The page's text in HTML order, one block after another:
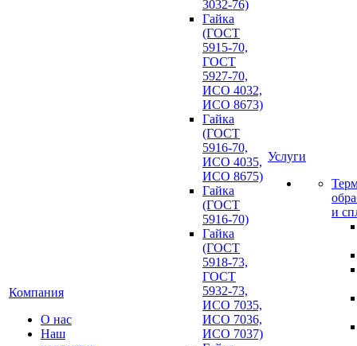
Компания
О нас
Наш
3032-76)
Гайка
(ГОСТ
5915-70,
ГОСТ
5927-70,
ИСО 4032,
ИСО 8673)
Гайка
(ГОСТ
5916-70,
ИСО 4035,
ИСО 8675)
Гайка
(ГОСТ
5916-70)
Гайка
(ГОСТ
5918-73,
ГОСТ
5932-73,
ИСО 7035,
ИСО 7036,
ИСО 7037)
Услуги
и